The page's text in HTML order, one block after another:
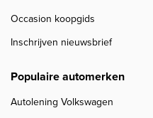
Occasion koopgids
Inschrijven nieuwsbrief
Populaire automerken
Autolening Volkswagen